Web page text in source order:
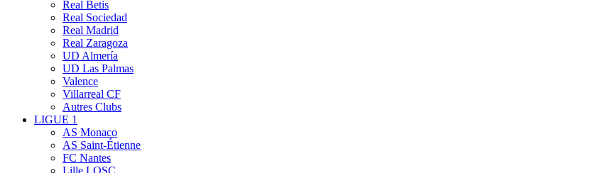
Real Betis
Real Sociedad
Real Madrid
Real Zaragoza
UD Almería
UD Las Palmas
Valence
Villarreal CF
Autres Clubs
LIGUE 1
AS Monaco
AS Saint-Étienne
FC Nantes
Lille LOSC